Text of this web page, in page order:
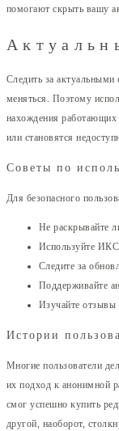
помогают скрыть вашу
Следить за
меняться. Поэтому
нахождения
или становятся
Советы по
Для безопасного
Не раскрывайте
Используйте
Следите за
Поддерживайте
Изучайте отзывы
Истории
Многие пользователи
их подход к анонимной
смог успешно купить
другой, наоборот,